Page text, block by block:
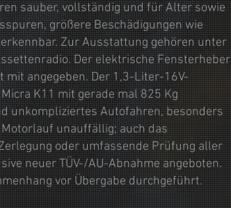
sauber, vollständig und für Alter sowie
größere Beschädigungen wie
Zur Ausstattung gehören unter
Der elektrische Fensterheber
angegeben. Der 1,3-Liter-16V-
K11 mit gerade mal 825 Kg
unkompliziertes Autofahren, besonders
unauffällig; auch das
oder umfassende Prüfung aller
neuer TÜV-/AU-Abnahme angeboten.
vor Übergabe durchgeführt.